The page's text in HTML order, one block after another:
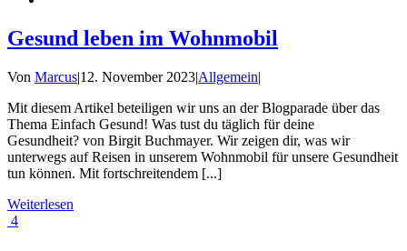
Gesund leben im Wohnmobil
Von Marcus|12. November 2023|Allgemein|
Mit diesem Artikel beteiligen wir uns an der Blogparade über das
Thema Einfach Gesund! Was tust du täglich für deine
Gesundheit? von Birgit Buchmayer. Wir zeigen dir, was wir
unterwegs auf Reisen in unserem Wohnmobil für unsere Gesundheit
tun können. Mit fortschreitendem [...]
Weiterlesen
4